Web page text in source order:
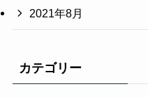
2021年8月
カテゴリー